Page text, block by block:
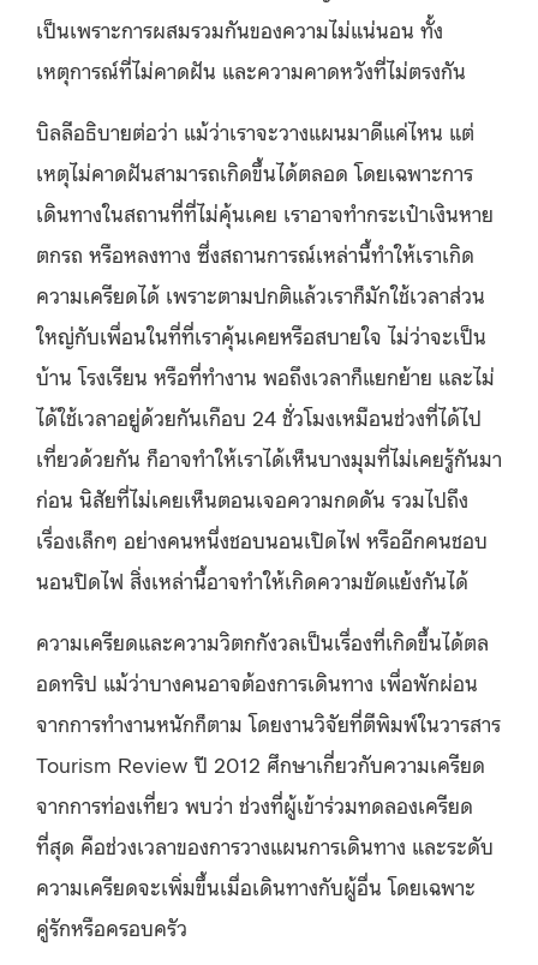
เป็นเพราะการผสมรวมกันของความไม่แน่นอน ทั้ง
เหตุการณ์ที่ไม่คาดฝัน และความคาดหวังที่ไม่ตรงกัน
บิลลีอธิบายต่อว่า แม้ว่าเราจะวางแผนมาดีแค่ไหน แต่
เหตุไม่คาดฝันสามารถเกิดขึ้นได้ตลอด โดยเฉพาะการ
เดินทางในสถานที่ที่ไม่คุ้นเคย เราอาจทำกระเป๋าเงินหาย
ตกรถ หรือหลงทาง ซึ่งสถานการณ์เหล่านี้ทำให้เราเกิด
ความเครียดได้ เพราะตามปกติแล้วเราก็มักใช้เวลาส่วน
ใหญ่กับเพื่อนในที่ที่เราคุ้นเคยหรือสบายใจ ไม่ว่าจะเป็น
บ้าน โรงเรียน หรือที่ทำงาน พอถึงเวลาก็แยกย้าย และไม่
ได้ใช้เวลาอยู่ด้วยกันเกือบ 24 ชั่วโมงเหมือนช่วงที่ได้ไป
เที่ยวด้วยกัน ก็อาจทำให้เราได้เห็นบางมุมที่ไม่เคยรู้กันมา
ก่อน นิสัยที่ไม่เคยเห็นตอนเจอความกดดัน รวมไปถึง
เรื่องเล็กๆ อย่างคนหนึ่งชอบนอนเปิดไฟ หรืออีกคนชอบ
นอนปิดไฟ สิ่งเหล่านี้อาจทำให้เกิดความขัดแย้งกันได้
ความเครียดและความวิตกกังวลเป็นเรื่องที่เกิดขึ้นได้ตล
อดทริป แม้ว่าบางคนอาจต้องการเดินทาง เพื่อพักผ่อน
จากการทำงานหนักก็ตาม โดยงานวิจัยที่ตีพิมพ์ในวารสาร
Tourism Review ปี 2012 ศึกษาเกี่ยวกับความเครียด
จากการท่องเที่ยว พบว่า ช่วงที่ผู้เข้าร่วมทดลองเครียด
ที่สุด คือช่วงเวลาของการวางแผนการเดินทาง และระดับ
ความเครียดจะเพิ่มขึ้นเมื่อเดินทางกับผู้อื่น โดยเฉพาะ
คู่รักหรือครอบครัว